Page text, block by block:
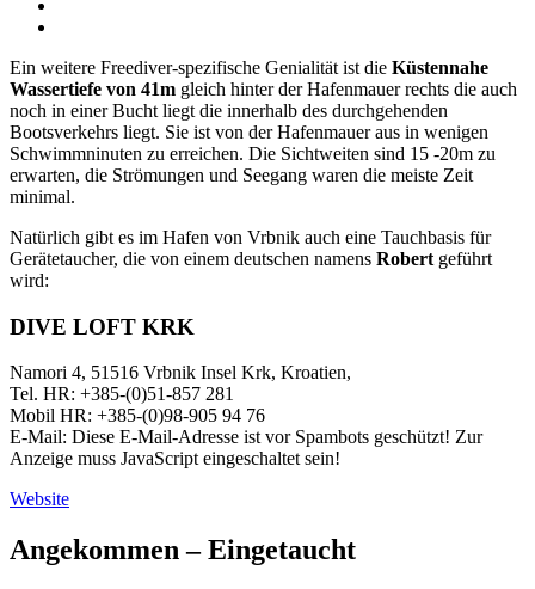
Ein weitere Freediver-spezifische Genialität ist die Küstennahe
Wassertiefe von 41m gleich hinter der Hafenmauer rechts die auch
noch in einer Bucht liegt die innerhalb des durchgehenden
Bootsverkehrs liegt. Sie ist von der Hafenmauer aus in wenigen
Schwimmninuten zu erreichen. Die Sichtweiten sind 15 -20m zu
erwarten, die Strömungen und Seegang waren die meiste Zeit
minimal.
Natürlich gibt es im Hafen von Vrbnik auch eine Tauchbasis für
Gerätetaucher, die von einem deutschen namens Robert geführt
wird:
DIVE LOFT KRK
Namori 4, 51516 Vrbnik Insel Krk, Kroatien,
Tel. HR: +385-(0)51-857 281
Mobil HR: +385-(0)98-905 94 76
E-Mail: Diese E-Mail-Adresse ist vor Spambots geschützt! Zur
Anzeige muss JavaScript eingeschaltet sein!
Website
Angekommen – Eingetaucht